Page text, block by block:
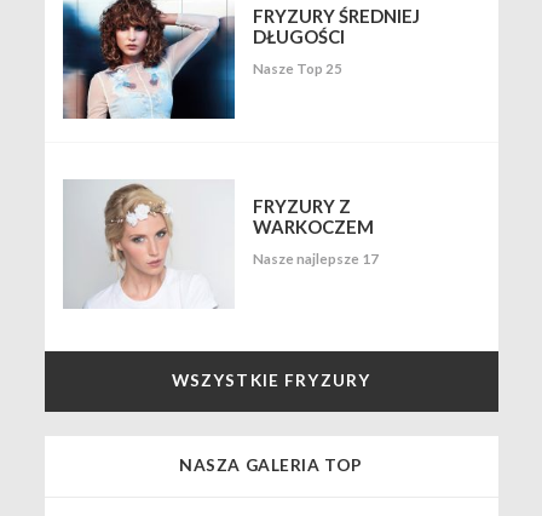
FRYZURY ŚREDNIEJ
DŁUGOŚCI
Nasze Top 25
FRYZURY Z
WARKOCZEM
Nasze najlepsze 17
WSZYSTKIE FRYZURY
NASZA GALERIA TOP